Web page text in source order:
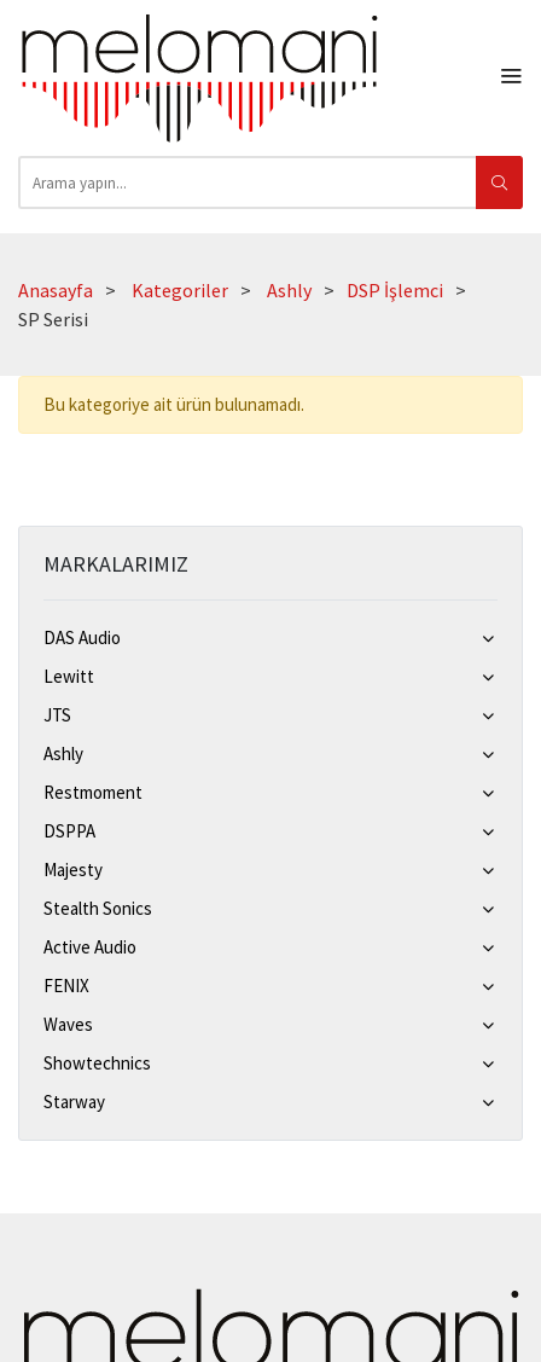
Anasayfa Kategoriler Ashly
DSP İşlemci
SP Serisi
MARKALARIMIZ
DAS Audio
Lewitt
JTS
Ashly
Restmoment
DSPPA
Majesty
Stealth Sonics
Active Audio
FENIX
Waves
Showtechnics
Starway
Bu kategoriye ait ürün bulunamadı.